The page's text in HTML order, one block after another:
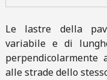
Le lastre della
variabile e di
alle strade dello